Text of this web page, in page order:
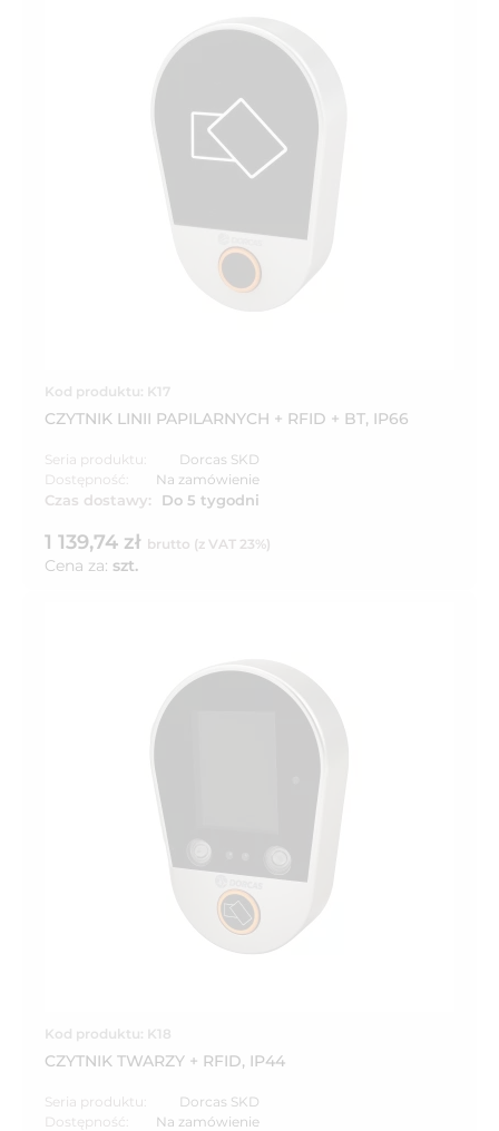
Kod produktu: K17
CZYTNIK LINII PAPILARNYCH + RFID + BT, IP66
Seria produktu:
Dorcas SKD
Dostępność:
Na zamówienie
Czas dostawy: Do 5 tygodni
1 139,74 zł brutto (z VAT 23%)
Cena za: szt.
Kod produktu: K18
CZYTNIK TWARZY + RFID, IP44
Seria produktu:
Dorcas SKD
Dostępność:
Na zamówienie